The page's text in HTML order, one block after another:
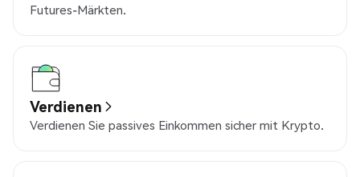
Futures-Märkten.
Verdienen
Verdienen Sie passives Einkommen sicher mit Krypto.